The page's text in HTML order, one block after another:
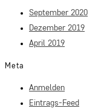
September 2020
Dezember 2019
April 2019
Meta
Anmelden
Eintrags-Feed